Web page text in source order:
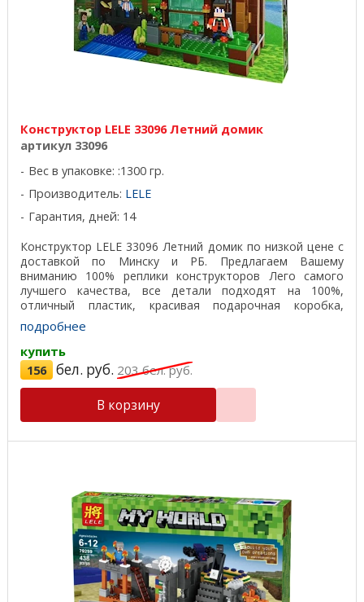
Конструктор LELE 33096 Летний домик
артикул 33096
Вес в упаковке: :1300 гр.
Производитель: LELE
Гарантия, дней: 14
Конструктор LELE 33096 Летний домик по низкой цене с
доставкой по Минску и РБ. Предлагаем Вашему
вниманию 100% реплики конструкторов Лего самого
лучшего качества, все детали подходят на 100%,
отличный пластик, красивая подарочная коробка,
удобная ...
подробнее
купить
156 бел. руб. 203бел. руб.
В корзину